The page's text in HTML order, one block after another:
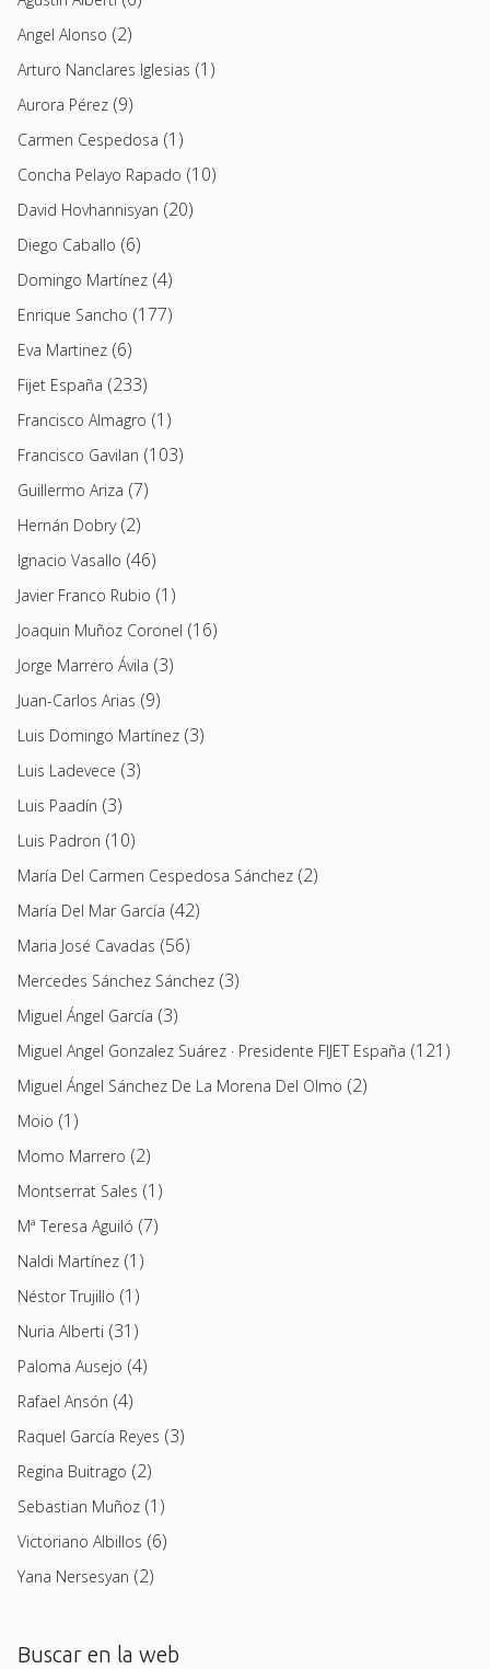
Angel Alonso (2)
Arturo Nanclares Iglesias (1)
Aurora Pérez (9)
Carmen Cespedosa (1)
Concha Pelayo Rapado (10)
David Hovhannisyan (20)
Diego Caballo (6)
Domingo Martínez (4)
Enrique Sancho (177)
Eva Martinez (6)
Fijet España (233)
Francisco Almagro (1)
Francisco Gavilan (103)
Guillermo Ariza (7)
Hernán Dobry(2)
Ignacio Vasallo (46)
Javier Franco Rubio (1)
Joaquin Muñoz Coronel (16)
Jorge Marrero Ávila (3)
Juan-Carlos Arias (9)
Luis Domingo Martínez (3)
Luis Ladevece (3)
Luis Paadín (3)
Luis Padron (10)
María Del Carmen Cespedosa Sánchez (2)
María Del Mar García (42)
Maria José Cavadas (56)
Mercedes Sánchez Sánchez (3)
Miguel Ángel García (3)
Miguel Angel Gonzalez Suárez · Presidente FIJET España (121)
Miguel Ángel Sánchez De La Morena Del Olmo (2)
Moio (1)
Momo Marrero (2)
Montserrat Sales (1)
Mª Teresa Aguiló (7)
Naldi Martínez (1)
Néstor Trujillo (1)
Nuria Alberti (31)
Paloma Ausejo (4)
Rafael Ansón (4)
Raquel García Reyes (3)
Regina Buitrago (2)
Sebastian Muñoz (1)
Victoriano Albillos (6)
Yana Nersesyan (2)
Buscar en la web